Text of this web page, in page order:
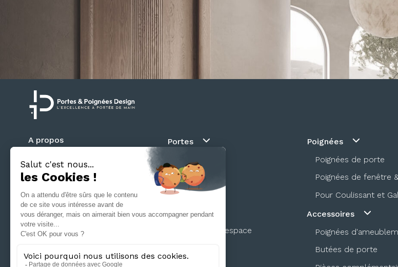
Portes
Battante
Coulissante
Galandage
Séparation d’espace
Poignées
Poignées de porte
Poignées de fenêtre
Pour Coulissant et
Accessoires
Poignées
Butées de porte
A propos
Contact
Suivez nous